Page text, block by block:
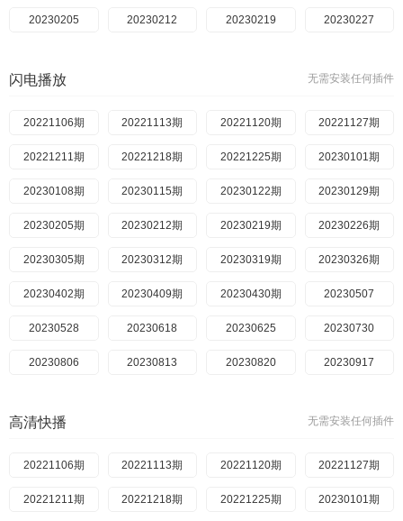
20230205 20230212 20230219 20230227
20230402
20230430 20230506 20230514 20230521
20230528 20230604 20230612 20230618
20230625 20230703 20230709 20230716
20230723 20230730 20230806 20230813
20230820 20230827 20230903 20230910
20230917 20230924 20231001 20231008
20231022 20231029 20231105 20231112
20231119 20231126 20231203 20231210
20240107
20240204 20240211 20240218 20240225
20240303 20240310 20240317 20240323
无需安装任何插件
闪电播放
20221106期 20221113期 20221120期 20221127期
20221211期 20221218期 20221225期 20230101期
20230108期 20230115期 20230122期 20230129期
20230205期 20230212期 20230219期 20230226期
20230305期 20230312期 20230319期 20230326期
20230402期 20230409期 20230430期 20230507
20230528 20230618 20230625 20230730
20230806 20230813 20230820 20230917
20231022
20240310 20240317 20240324 20240331
20240414 20240421 20240428 20240505
无需安装任何插件
高清快播
20221106期 20221113期 20221120期 20221127期
20221211期 20221218期 20221225期 20230101期